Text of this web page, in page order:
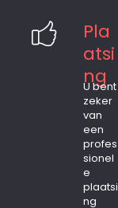
Pla
atsi
ng
U bent
zeker
van
een
profes
sionel
e
plaatsi
ng